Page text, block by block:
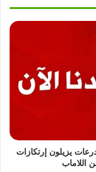
يزيلون إرتكازات
اللاماب